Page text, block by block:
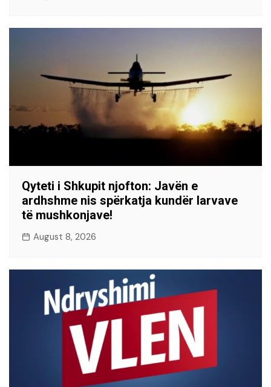
Qyteti i Shkupit njofton: Javën e
ardhshme nis spërkatja kundër larvave
të mushkonjave!
August 8, 2026